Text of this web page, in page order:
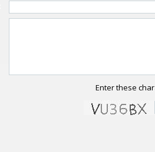
Enter these